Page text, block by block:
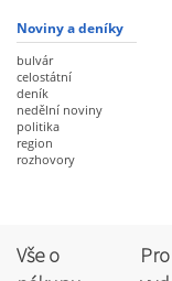
Noviny a deníky
bulvár
celostátní
deník
nedělní noviny
politika
region
rozhovory
Vše o
Pro